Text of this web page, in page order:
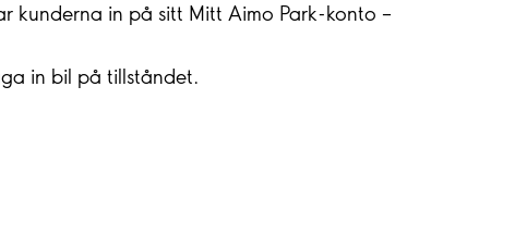
kunderna in på sitt Mitt Aimo Park-konto –
in bil på tillståndet.